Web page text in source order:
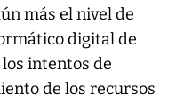
más el nivel de
digital de
intentos de
de los recursos